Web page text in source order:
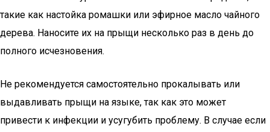
такие как настойка ромашки или эфирное масло чайного
дерева. Наносите их на прыщи несколько раз в день до
полного исчезновения.
Не рекомендуется самостоятельно прокалывать или
выдавливать прыщи на языке, так как это может
привести к инфекции и усугубить проблему. В случае если